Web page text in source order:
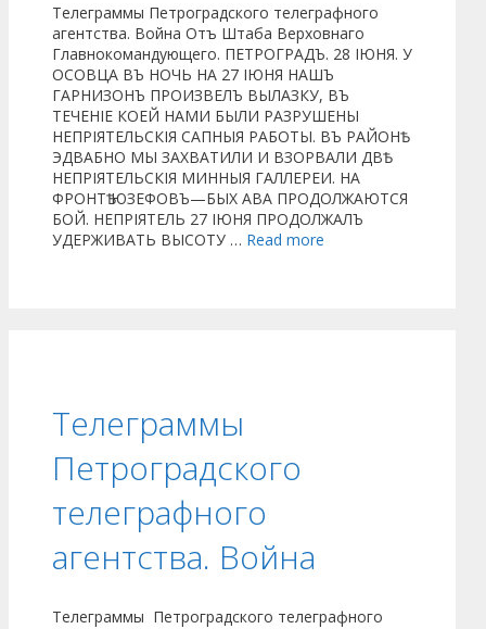
Телеграммы Петроградского телеграфного
агентства. Война Отъ Штаба Верховнаго
Главнокомандующего. ПЕТРОГРАДЪ. 28 ІЮНЯ. У
ОСОВЦА ВЪ НОЧЬ НА 27 ІЮНЯ НАШЪ
ГАРНИЗОНЪ ПРОИЗВЕЛЪ ВЫЛАЗКУ, ВЪ
ТЕЧЕНІЕ КОЕЙ НАМИ БЫЛИ РАЗРУШЕНЫ
НЕПРІЯТЕЛЬСКІЯ САПНЫЯ РАБОТЫ. ВЪ РАЙОНѢ
ЭДВАБНО МЫ ЗАХВАТИЛИ И ВЗОРВАЛИ ДВѢ
НЕПРІЯТЕЛЬСКІЯ МИННЫЯ ГАЛЛЕРЕИ. НА
ФРОНТѢ ЮЗЕФОВЪ—БЫХ АВА ПРОДОЛЖАЮТСЯ
БОЙ. НЕПРІЯТЕЛЬ 27 ІЮНЯ ПРОДОЛЖАЛЪ
УДЕРЖИВАТЬ ВЫСОТУ … Read more
Телеграммы
Петроградского
телеграфного
агентства. Война
Телеграммы Петроградского телеграфного